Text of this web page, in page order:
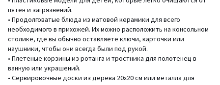
пятен и загрязнений.
• Продолговатые блюда из матовой керамики для всего
необходимого в прихожей. Их можно расположить на консольном
столике, где вы обычно оставляете ключи, карточки или
наушники, чтобы они всегда были под рукой.
• Плетеные корзины из ротанга и тростника для полотенец в
ванную или украшений.
• Сервировочные доски из дерева 20х20 см или металла для